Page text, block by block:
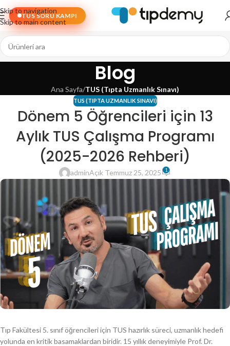
Skip to navigation
Skip to main content
TUS SORU KAMPI
Blog
Ana Sayfa/TUS (Tıpta Uzmanlık Sınavı)
TUS (TIPTA UZMANLIK SINAVI)
Dönem 5 Öğrencileri için 13
Aylık TUS Çalışma Programı
(2025-2026 Rehberi)
adminAçık Temmuz 25, 2025 1
Tıp Fakültesi 5. sınıf öğrencileri için TUS hazırlık süreci, uzmanlık hedefi
yolunda en kritik basamaklardan biridir. 15 yıllık deneyimiyle Prof. Dr.